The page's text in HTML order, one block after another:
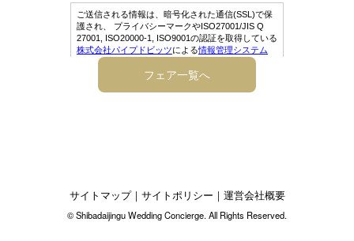
フェア一覧へ
サイトマップ｜ サイトポリシー ｜ 運営会社概要
© Shibadaijingu Wedding Concierge. All Rights Reserved.